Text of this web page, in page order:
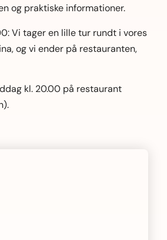
og praktiske informationer.
Vi tager en lille tur rundt i vores
og vi ender på restauranten,
kl. 20.00 på restaurant